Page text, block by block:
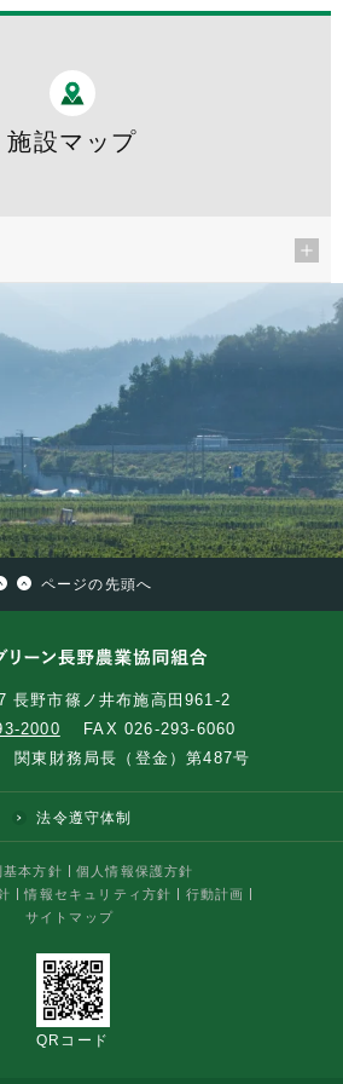
施設マップ
ページの先頭へ
長野市篠ノ井布施高田961-2
2000 FAX 026-293-6060
関東財務局長（登金）第487号
法令遵守体制
基本方針
個人情報保護方針
情報セキュリティ方針
行動計画
サイトマップ
QRコード